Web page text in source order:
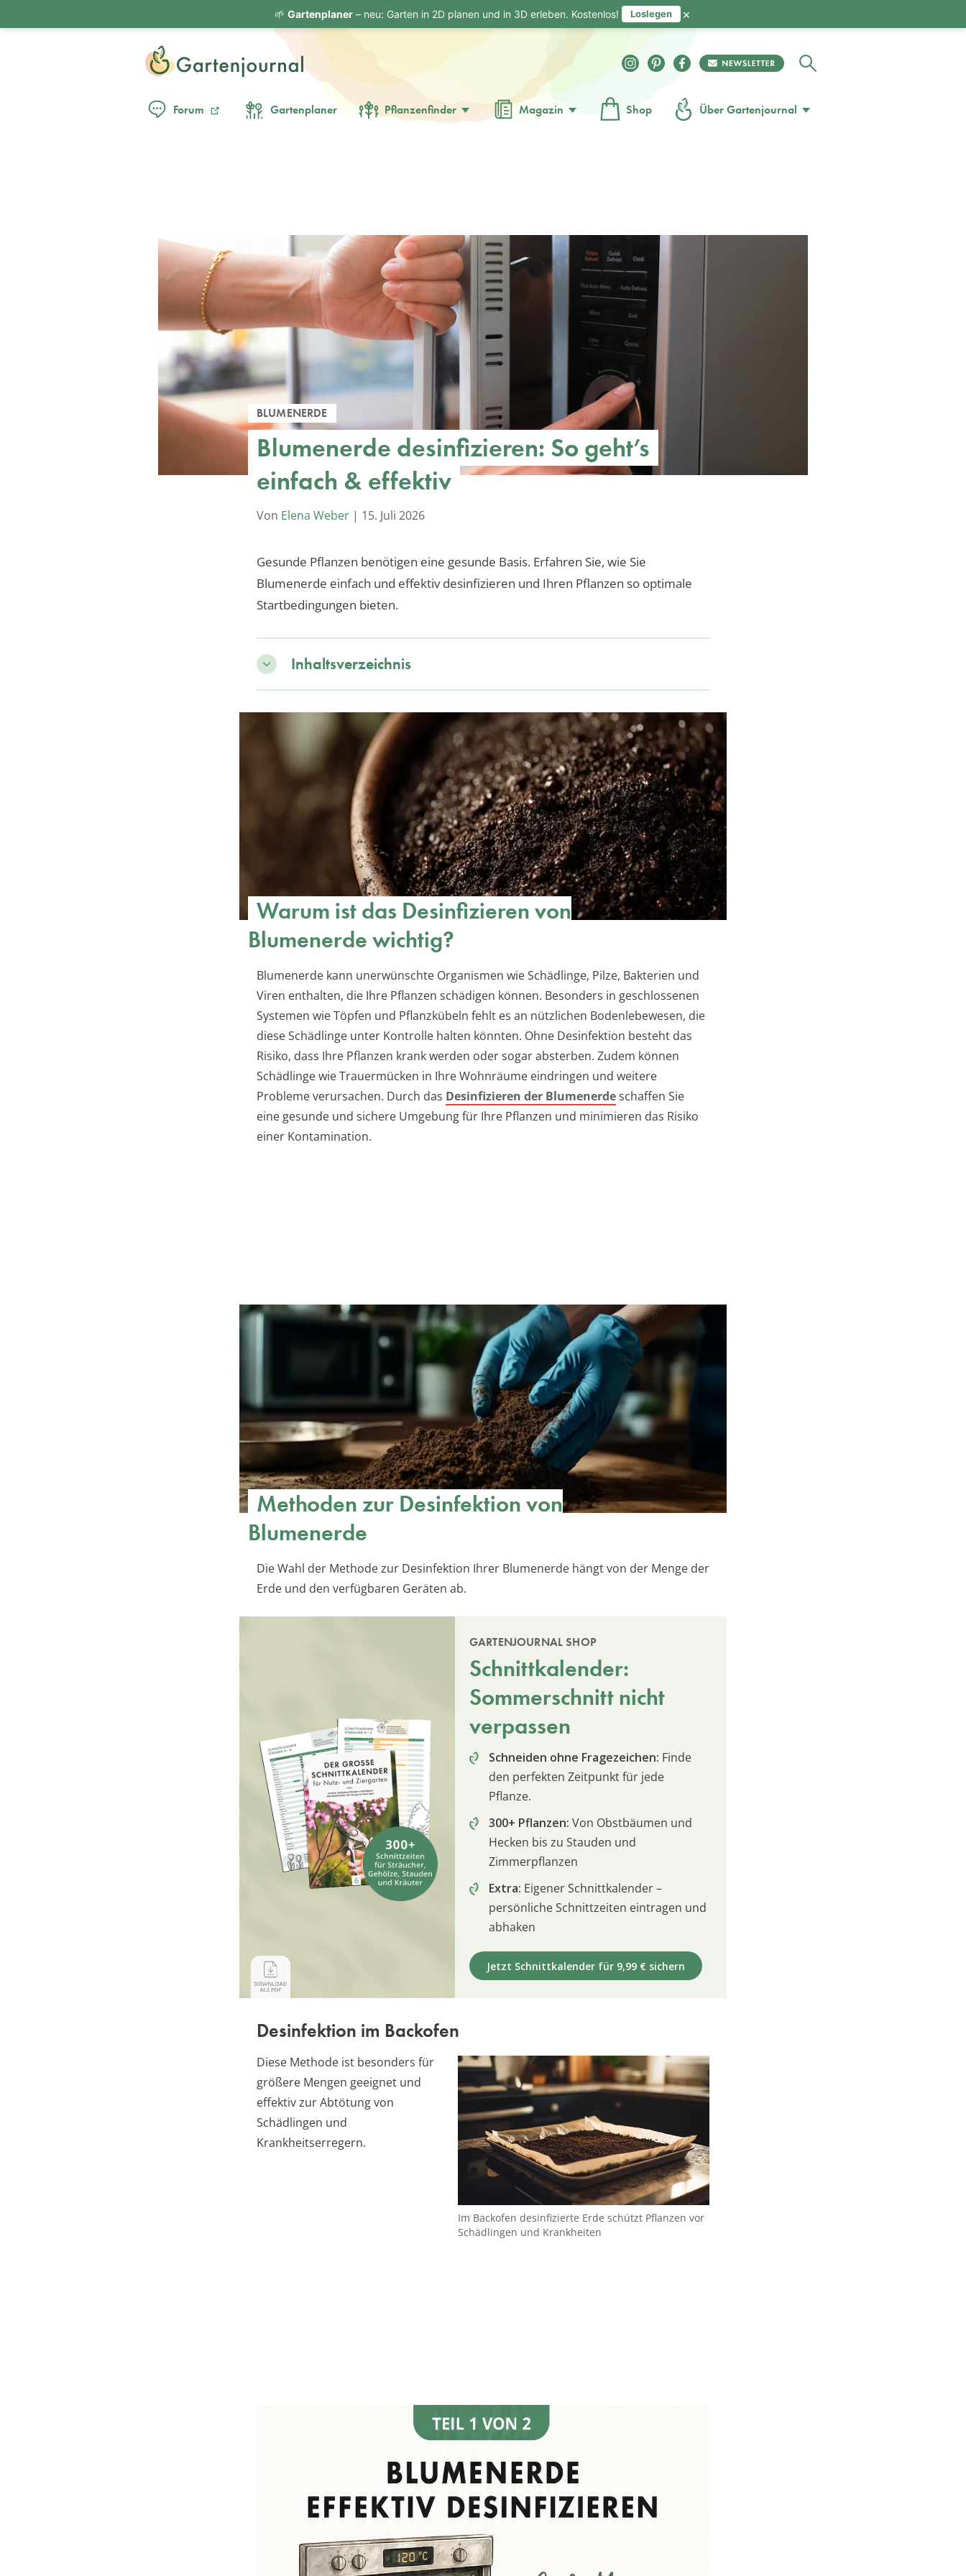
Forum Gartenplaner Pflanzenfinder Magazin Shop Über Gartenjournal
BLUMENERDE
Blumenerde desinfizieren: So geht’s
einfach & effektiv
Von Elena Weber | 15. Juli 2026
Gesunde Pflanzen benötigen eine gesunde Basis. Erfahren Sie, wie Sie
Blumenerde einfach und effektiv desinfizieren und Ihren Pflanzen so optimale
Startbedingungen bieten.
Inhaltsverzeichnis
Warum ist das Desinfizieren von
Blumenerde wichtig?
Blumenerde kann unerwünschte Organismen wie Schädlinge, Pilze, Bakterien und
Viren enthalten, die Ihre Pflanzen schädigen können. Besonders in geschlossenen
Systemen wie Töpfen und Pflanzkübeln fehlt es an nützlichen Bodenlebewesen, die
diese Schädlinge unter Kontrolle halten könnten. Ohne Desinfektion besteht das
Risiko, dass Ihre Pflanzen krank werden oder sogar absterben. Zudem können
Schädlinge wie Trauermücken in Ihre Wohnräume eindringen und weitere
Probleme verursachen. Durch das Desinfizieren der Blumenerdeschaffen Sie
eine gesunde und sichere Umgebung für Ihre Pflanzen und minimieren das Risiko
einer Kontamination.
Methoden zur Desinfektion von
Blumenerde
Die Wahl der Methode zur Desinfektion Ihrer Blumenerde hängt von der Menge der
Erde und den verfügbaren Geräten ab.
GARTENJOURNAL SHOP
Schnittkalender:
Sommerschnitt nicht
verpassen
Schneiden ohne Fragezeichen: Finde
den perfekten Zeitpunkt für jede
Pflanze.
300+ Pflanzen: Von Obstbäumen und
Hecken bis zu Stauden und
Zimmerpflanzen
Extra: Eigener Schnittkalender –
persönliche Schnittzeiten eintragen und
abhaken
Jetzt Schnittkalender für 9,99 € sichern
Desinfektion im Backofen
Im Backofen desinfizierte Erde schützt Pflanzen vor
Schädlingen und Krankheiten
Diese Methode ist besonders für
größere Mengen geeignet und
effektiv zur Abtötung von
Schädlingen und
Krankheitserregern.
🌱 Gartenplaner– neu: Garten in 2D planen und in 3D erleben. Kostenlos! Loslegen ×